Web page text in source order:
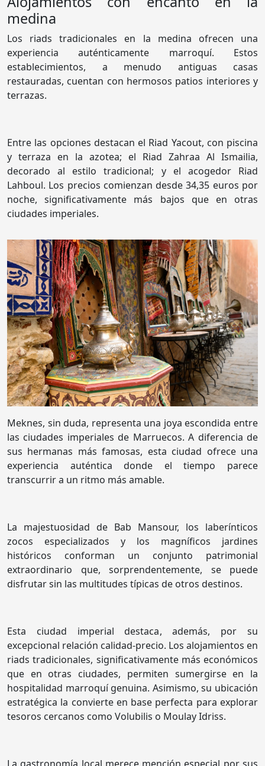
medina
Los riads tradicionales en la medina ofrecen una
experiencia auténticamente marroquí. Estos
establecimientos, a menudo antiguas casas
restauradas, cuentan con hermosos patios interiores y
terrazas.
Entre las opciones destacan el Riad Yacout, con piscina
y terraza en la azotea; el Riad Zahraa Al Ismailia,
decorado al estilo tradicional; y el acogedor Riad
Lahboul. Los precios comienzan desde 34,35 euros por
noche, significativamente más bajos que en otras
ciudades imperiales.
Meknes, sin duda, representa una joya escondida entre
las ciudades imperiales de Marruecos. A diferencia de
sus hermanas más famosas, esta ciudad ofrece una
experiencia auténtica donde el tiempo parece
transcurrir a un ritmo más amable.
La majestuosidad de Bab Mansour, los laberínticos
zocos especializados y los magníficos jardines
históricos conforman un conjunto patrimonial
extraordinario que, sorprendentemente, se puede
disfrutar sin las multitudes típicas de otros destinos.
Esta ciudad imperial destaca, además, por su
excepcional relación calidad-precio. Los alojamientos en
riads tradicionales, significativamente más económicos
que en otras ciudades, permiten sumergirse en la
hospitalidad marroquí genuina. Asimismo, su ubicación
estratégica la convierte en base perfecta para explorar
tesoros cercanos como Volubilis o Moulay Idriss.